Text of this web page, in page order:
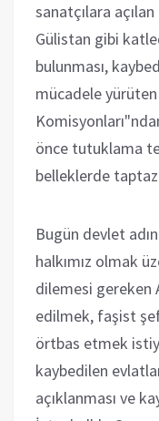
sanatçılara
Gülistan gibi
bulunması,
mücadele
önce tutuklama
belleklerde
Bugün devlet
halkımız olmak
dilemesi gereken
edilmek, faşist
örtbas etmek
kaybedilen
açıklanması ve